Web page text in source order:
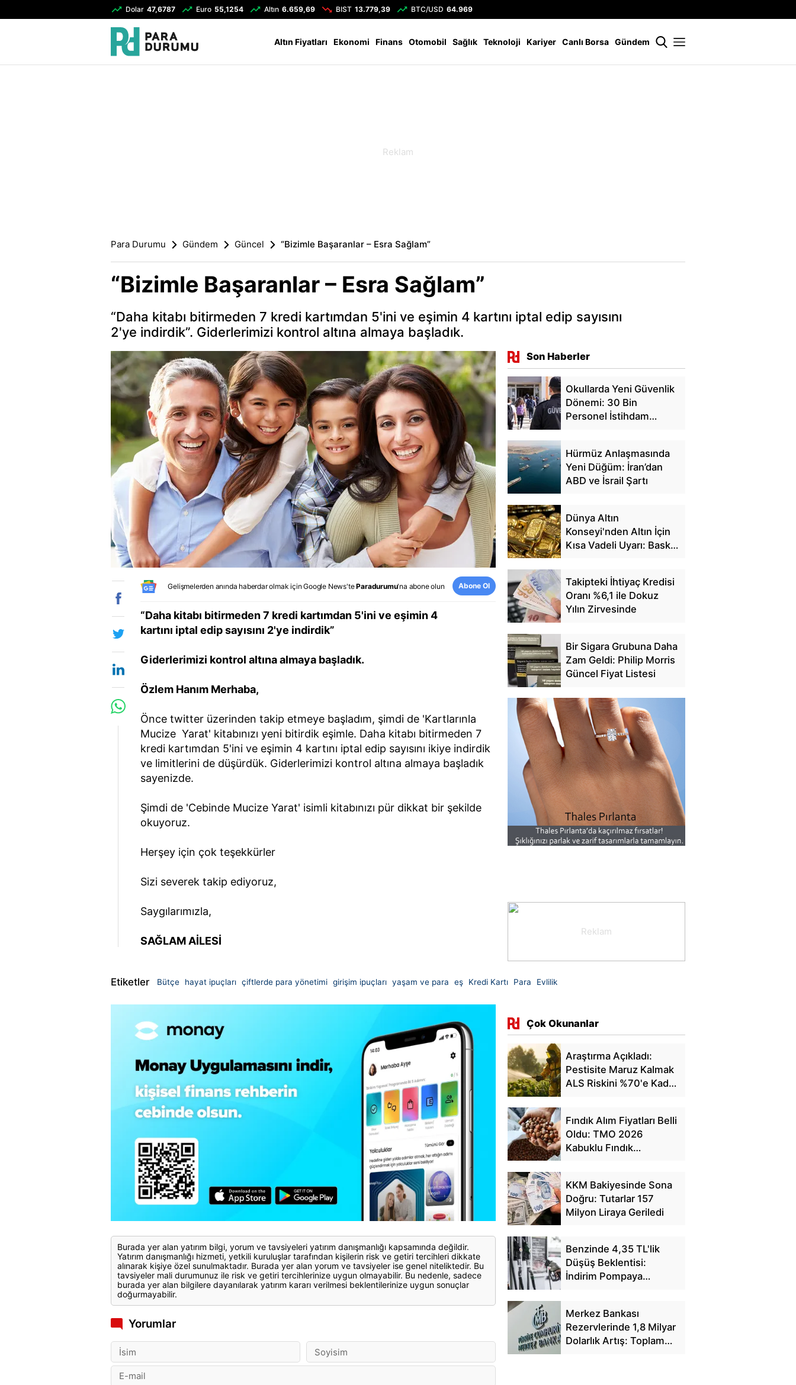
Dolar 47,6787 Euro 55,1254 Altın 6.659,69 BIST 13.779,39 BTC/USD 64.969
Altın Fiyatları Ekonomi Finans Otomobil Sağlık Teknoloji Kariyer Canlı Borsa Gündem
Para Durumu Gündem Güncel “Bizimle Başaranlar – Esra Sağlam”
“Bizimle Başaranlar – Esra Sağlam”
“Daha kitabı bitirmeden 7 kredi kartımdan 5'ini ve eşimin 4 kartını iptal edip sayısını
2'ye indirdik”. Giderlerimizi kontrol altına almaya başladık.
Gelişmelerden anında haberdar olmak içinGoogle News'teParadurumu'na abone olun Abone Ol
“Daha kitabı bitirmeden 7 kredi kartımdan 5'ini ve eşimin 4
kartını iptal edip sayısını 2'ye indirdik”
Giderlerimizi kontrol altına almaya başladık.
Özlem Hanım Merhaba,
Önce twitter üzerinden takip etmeye başladım, şimdi de 'Kartlarınla
Mucize Yarat' kitabınızı yeni bitirdik eşimle. Daha kitabı bitirmeden 7
kredi kartımdan 5'ini ve eşimin 4 kartını iptal edip sayısını ikiye indirdik
ve limitlerini de düşürdük. Giderlerimizi kontrol altına almaya başladık
sayenizde.
Şimdi de 'Cebinde Mucize Yarat' isimli kitabınızı pür dikkat bir şekilde
okuyoruz.
Herşey için çok teşekkürler
Sizi severek takip ediyoruz,
Saygılarımızla,
SAĞLAM AİLESİ
Etiketler Bütçe hayat ipuçları çiftlerde para yönetimi girişim ipuçları yaşam ve para eş Kredi Kartı Para Evlilik
Burada yer alan yatırım bilgi, yorum ve tavsiyeleri yatırım danışmanlığı kapsamında değildir.
Yatırım danışmanlığı hizmeti, yetkili kuruluşlar tarafından kişilerin risk ve getiri tercihleri dikkate
alınarak kişiye özel sunulmaktadır. Burada yer alan yorum ve tavsiyeler ise genel niteliktedir. Bu
tavsiyeler mali durumunuz ile risk ve getiri tercihlerinize uygun olmayabilir. Bu nedenle, sadece
burada yer alan bilgilere dayanılarak yatırım kararı verilmesi beklentilerinize uygun sonuçlar
doğurmayabilir.
Yorumlar
Son Haberler
Okullarda Yeni Güvenlik
Dönemi: 30 Bin
Personel İstihdam
Hürmüz Anlaşmasında
Yeni Düğüm: İran’dan
ABD ve İsrail Şartı
Dünya Altın
Konseyi'nden Altın İçin
Kısa Vadeli Uyarı: Baskı
Takipteki İhtiyaç Kredisi
Oranı %6,1 ile Dokuz
Yılın Zirvesinde
Bir Sigara Grubuna Daha
Zam Geldi: Philip Morris
Güncel Fiyat Listesi
Çok Okunanlar
Araştırma Açıkladı:
Pestisite Maruz Kalmak
ALS Riskini %70'e Kadar
Fındık Alım Fiyatları Belli
Oldu: TMO 2026
Kabuklu Fındık
KKM Bakiyesinde Sona
Doğru: Tutarlar 157
Milyon Liraya Geriledi
Benzinde 4,35 TL'lik
Düşüş Beklentisi:
İndirim Pompaya
Merkez Bankası
Rezervlerinde 1,8 Milyar
Dolarlık Artış: Toplam